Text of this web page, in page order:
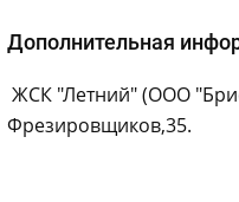
Дополнительная
ЖСК "Летний" (ООО
Фрезировщиков,35.